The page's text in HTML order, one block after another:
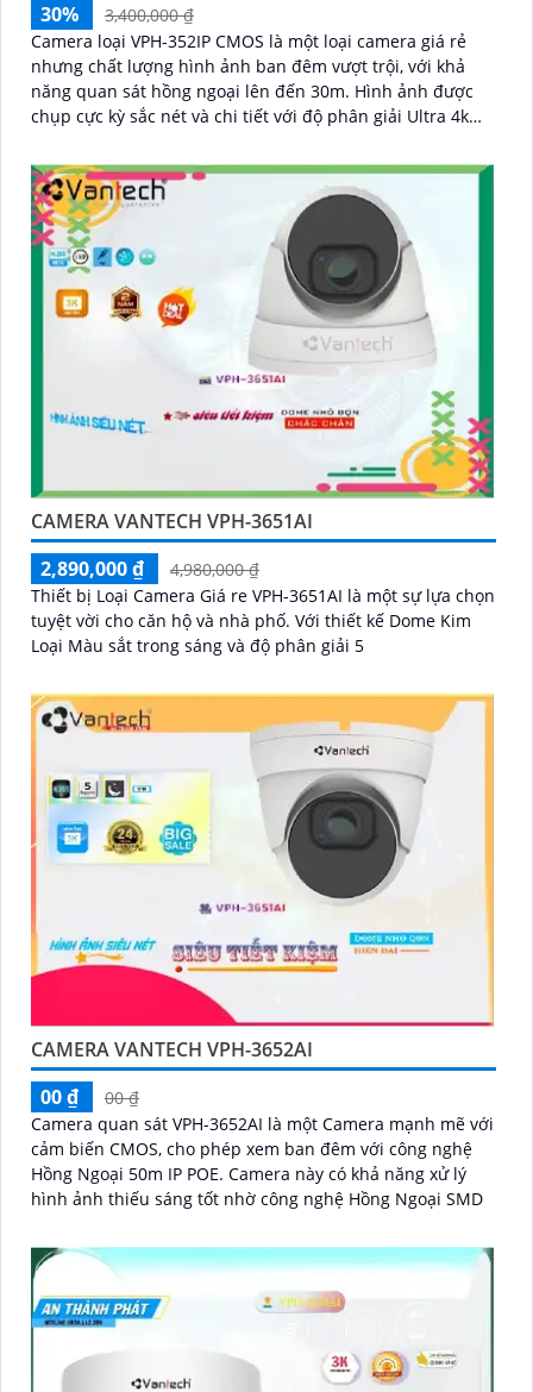
30%
3,400,000 ₫
Camera loại VPH-352IP CMOS là một loại camera giá rẻ
nhưng chất lượng hình ảnh ban đêm vượt trội, với khả
năng quan sát hồng ngoại lên đến 30m. Hình ảnh được
chụp cực kỳ sắc nét và chi tiết với độ phân giải Ultra 4k
CAMERA VANTECH VPH-3651AI
2,890,000 ₫
4,980,000 ₫
Thiết bị Loại Camera Giá re VPH-3651AI là một sự lựa chọn
tuyệt vời cho căn hộ và nhà phố. Với thiết kế Dome Kim
Loại Màu sắt trong sáng và độ phân giải 5
CAMERA VANTECH VPH-3652AI
00 ₫
00 ₫
Camera quan sát VPH-3652AI là một Camera mạnh mẽ với
cảm biến CMOS, cho phép xem ban đêm với công nghệ
Hồng Ngoại 50m IP POE. Camera này có khả năng xử lý
hình ảnh thiếu sáng tốt nhờ công nghệ Hồng Ngoại SMD